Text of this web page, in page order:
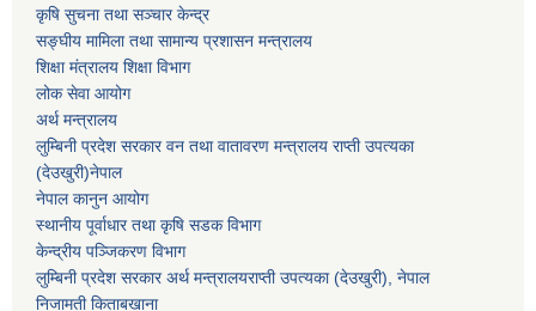
कृषि सुचना तथा सञ्चार केन्द्र
सङ्घीय मामिला तथा सामान्य प्रशासन मन्त्रालय
शिक्षा मंत्रालय शिक्षा विभाग
लोक सेवा आयोग
अर्थ मन्त्रालय
लुम्बिनी प्रदेश सरकार वन तथा वातावरण मन्त्रालय राप्ती उपत्यका
(देउखुरी)नेपाल
नेपाल कानुन आयोग
स्थानीय पूर्वाधार तथा कृषि सडक विभाग
केन्द्रीय पञ्जिकरण विभाग
लुम्बिनी प्रदेश सरकार अर्थ मन्त्रालयराप्ती उपत्यका (देउखुरी), नेपाल
निजामती किताबखाना